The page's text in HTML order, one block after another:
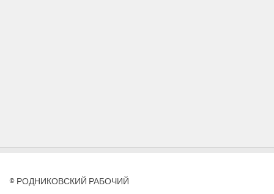
© РОДНИКОВСКИЙ РАБОЧИЙ